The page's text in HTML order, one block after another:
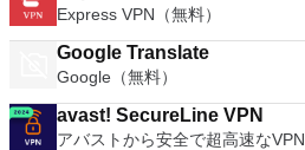
Express VPN（無料）
Google Translate
Google（無料）
avast! SecureLine VPN
アバストから安全で超高速なVPN